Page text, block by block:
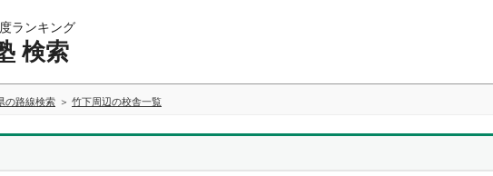
ランキング
検索
の路線検索 竹下周辺の校舎一覧